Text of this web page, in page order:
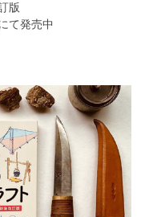
版
て発売中